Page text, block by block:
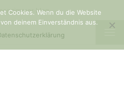
Cookies. Wenn du die Website
deinem Einverständnis aus.